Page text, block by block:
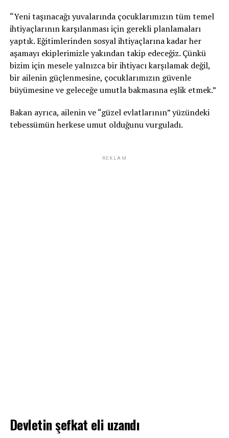
“Yeni taşınacağı yuvalarında çocuklarımızın tüm temel
ihtiyaçlarının karşılanması için gerekli planlamaları
yaptık. Eğitimlerinden sosyal ihtiyaçlarına kadar her
aşamayı ekiplerimizle yakından takip edeceğiz. Çünkü
bizim için mesele yalnızca bir ihtiyacı karşılamak değil,
bir ailenin güçlenmesine, çocuklarımızın güvenle
büyümesine ve geleceğe umutla bakmasına eşlik etmek.”
Bakan ayrıca, ailenin ve “güzel evlatlarının” yüzündeki
tebessümün herkese umut olduğunu vurguladı.
REKLAM
Devletin şefkat eli uzandı